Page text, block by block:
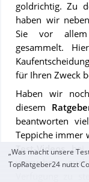
goldrichtig. Zu
haben wir
Sie vor allem
gesammelt.
für Ihren Zweck
Haben wir
diesem
beantworten
Teppiche immer
Test-Videosbei
versuchen
Verfügung zu
„Was macht unsere
TopRatgeber24 nutzt